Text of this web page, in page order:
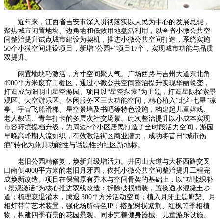
近年来，江西省吉安市深入贯彻落实以人民为中心的发展思想，
聚焦城市闲置地块、边角地和低效用地盘活利用，以全省小微公共空
间整治提升试点城市建设为契机，推进小微公共空间打造，系统实施
50个小微空间建设项目，新增“公园+”项目17个，实现城市功能与品质
双提升。
闲置地块巧激活，方寸空间聚人气。广场西路与吉州大道东北角
4900平方米废弃工棚区，通过小微公共空间整治提升实现华丽蜕变，
打造成为阳明山星空游园。项目以“星空探索”为主题，打造星际探索景
观区、太空游乐区、休闲服务区三大功能空间，精心植入“北斗七星”凉
亭、宇宙飞船滑梯、星空景墙及书吧等特色设施，构建起儿童嬉戏、
老人叙话、青年打卡的多层次社交场景。此次整治提升以小成本实现
市容环境提档升级，为周边8个小区居民打造了全时段活力空间，游园
早晚高峰期人流如织，有效激活街区商业潜力，成功将昔日“城市伤
疤”转化为兼具功能性与话题性的社区新地标。
老旧公园精修复，焕新升级增活力。井冈山大道与大桥西路交叉
口南侧4000平方米的老旧月牙园，依托小微公共空间整治提升工程完
成焕新改造。项目在保留原有乔木与空间骨架的基础上，以“功能织补
+景观激活”为核心推进双线改造：拆除破损铺装，置换透水混凝土步
道；梳理衰退灌木，腾退 300平方米活动空间；植入月牙主题廊架、月
相灯带等艺术装置，强化场所特色IP；搭配树状紫荆、红枫等季相植
物，构建四季有景的花园景观。同步完善健身器械、儿童游乐设施、